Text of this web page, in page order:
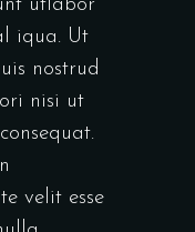
utlabor
iqua. Ut
nostrud
nisi ut
velit esse